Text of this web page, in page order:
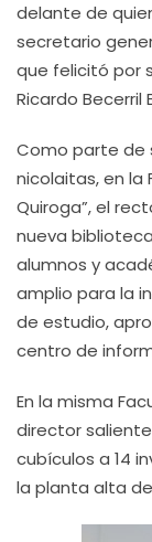
delante de
secretario
que felicitó por
Ricardo Becerril
Como parte de
nicolaitas, en la
Quiroga”, el
nueva
alumnos y
amplio para la
de estudio,
centro de
En la misma
director
cubículos a 14
la planta alta